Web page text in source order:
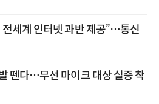
전세계 인터넷 과반 제공”…통신
뗀다…무선 마이크 대상 실증 착